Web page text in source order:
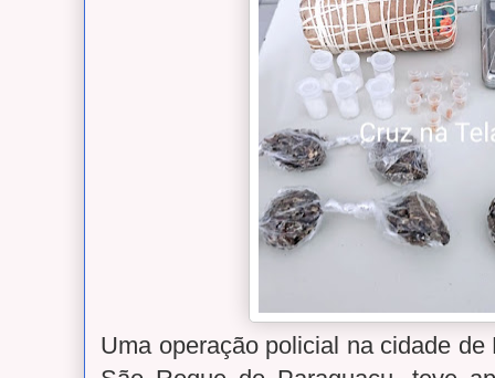
Uma operação policial na cidade